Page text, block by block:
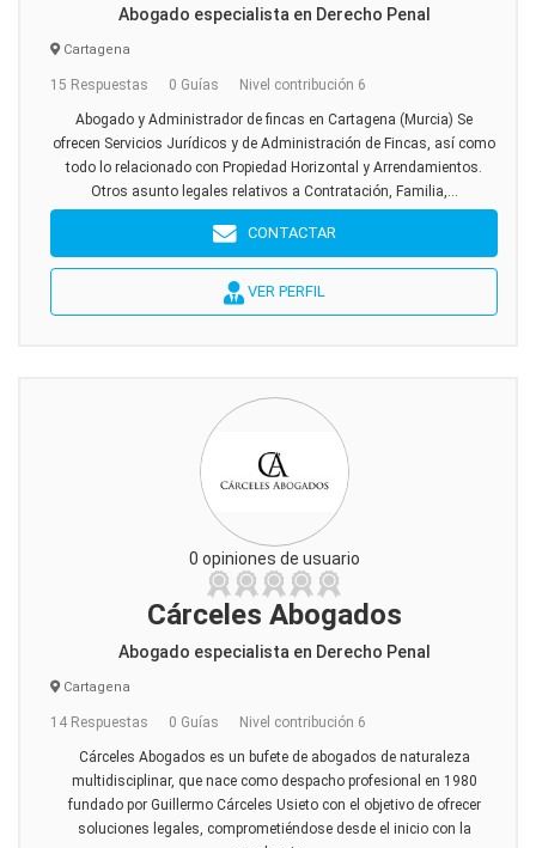
Abogado especialista en Derecho Penal
Cartagena
15 Respuestas 0 Guías Nivel contribución 6
Abogado y Administrador de fincas en Cartagena (Murcia) Se
ofrecen Servicios Jurídicos y de Administración de Fincas, así como
todo lo relacionado con Propiedad Horizontal y Arrendamientos.
Otros asunto legales relativos a Contratación, Familia,...
CONTACTAR
VER PERFIL
0 opiniones de usuario
Cárceles Abogados
Abogado especialista en Derecho Penal
Cartagena
14 Respuestas 0 Guías Nivel contribución 6
Cárceles Abogados es un bufete de abogados de naturaleza
multidisciplinar, que nace como despacho profesional en 1980
fundado por Guillermo Cárceles Usieto con el objetivo de ofrecer
soluciones legales, comprometiéndose desde el inicio con la